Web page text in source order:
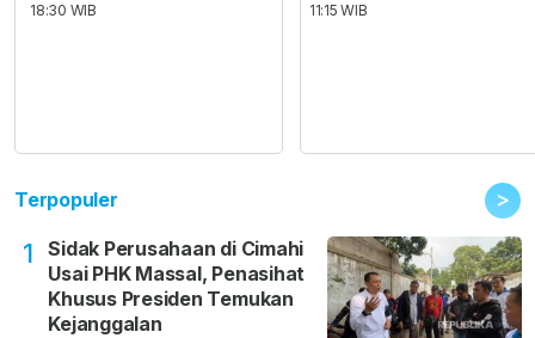
18:30 WIB
11:15 WIB
Terpopuler >
1
Sidak Perusahaan di Cimahi
Usai PHK Massal, Penasihat
Khusus Presiden Temukan
Kejanggalan